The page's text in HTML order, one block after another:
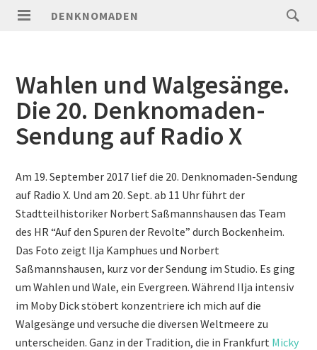
DENKNOMADEN
Wahlen und Walgesänge.
Die 20. Denknomaden-
Sendung auf Radio X
Am 19. September 2017 lief die 20. Denknomaden-Sendung
auf Radio X. Und am 20. Sept. ab 11 Uhr führt der
Stadtteilhistoriker Norbert Saßmannshausen das Team
des HR “Auf den Spuren der Revolte” durch Bockenheim.
Das Foto zeigt Ilja Kamphues und Norbert
Saßmannshausen, kurz vor der Sendung im Studio. Es ging
um Wahlen und Wale, ein Evergreen. Während Ilja intensiv
im Moby Dick stöbert konzentriere ich mich auf die
Walgesänge und versuche die diversen Weltmeere zu
unterscheiden. Ganz in der Tradition, die in Frankfurt Micky